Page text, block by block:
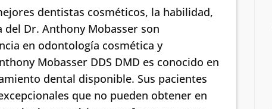
dentistas cosméticos, la habilidad,
Dr. Anthony Mobasser son
en odontología cosmética y
Mobasser DDS DMD es conocido en
dental disponible. Sus pacientes
que no pueden obtener en